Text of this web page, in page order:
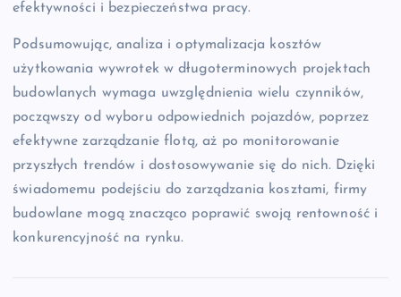
efektywności i bezpieczeństwa pracy.
Podsumowując, analiza i optymalizacja kosztów
użytkowania wywrotek w długoterminowych projektach
budowlanych wymaga uwzględnienia wielu czynników,
począwszy od wyboru odpowiednich pojazdów, poprzez
efektywne zarządzanie flotą, aż po monitorowanie
przyszłych trendów i dostosowywanie się do nich. Dzięki
świadomemu podejściu do zarządzania kosztami, firmy
budowlane mogą znacząco poprawić swoją rentowność i
konkurencyjność na rynku.